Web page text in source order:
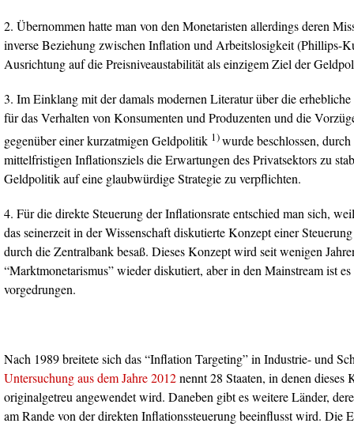
2. Übernommen hatte man von den Monetaristen allerdings deren
inverse Beziehung zwischen Inflation und Arbeitslosigkeit (Phillips-
Ausrichtung auf die Preisniveaustabilität als einzigem Ziel der
3. Im Einklang mit der damals modernen Literatur über die
für das Verhalten von Konsumenten und Produzenten und die
gegenüber einer kurzatmigen Geldpolitik 1)wurde beschlossen,
mittelfristigen Inflationsziels die Erwartungen des Privatsektors zu
Geldpolitik auf eine glaubwürdige Strategie zu verpflichten.
4. Für die direkte Steuerung der Inflationsrate entschied man sich,
das seinerzeit in der Wissenschaft diskutierte Konzept einer
durch die Zentralbank besaß. Dieses Konzept wird seit wenigen
“Marktmonetarismus” wieder diskutiert, aber in den Mainstream ist
vorgedrungen.
Nach 1989 breitete sich das “Inflation Targeting” in Industrie- und
Untersuchung aus dem Jahre 2012nennt 28 Staaten, in denen dieses
originalgetreu angewendet wird. Daneben gibt es weitere Länder,
am Rande von der direkten Inflationssteuerung beeinflusst wird. Die